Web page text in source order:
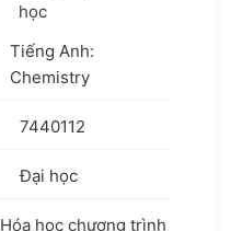
học
Tiếng Anh:
Chemistry
7440112
Đại học
học chương trình